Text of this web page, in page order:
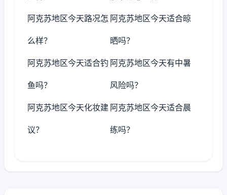
阿克苏地区今天路况怎
么样？
阿克苏地区今天适合晾
晒吗？
阿克苏地区今天适合钓
鱼吗？
阿克苏地区今天有中暑
风险吗？
阿克苏地区今天化妆建
议？
阿克苏地区今天适合晨
练吗？